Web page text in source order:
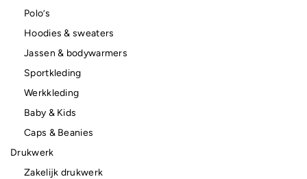
Polo’s
Hoodies & sweaters
Jassen & bodywarmers
Sportkleding
Werkkleding
Baby & Kids
Caps & Beanies
Drukwerk
Zakelijk drukwerk